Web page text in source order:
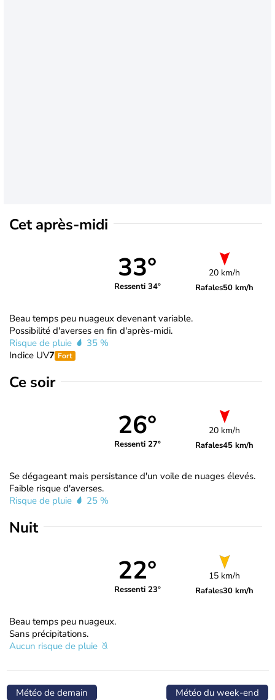
Cet après-midi
33°
Ressenti 34°
20 km/h
Rafales50 km/h
Beau temps peu nuageux devenant variable.
Possibilité d'averses en fin d'après-midi.
Risque de pluie
35 %
Indice UV7 Fort
Ce soir
26°
Ressenti 27°
20 km/h
Rafales45 km/h
Se dégageant mais persistance d'un voile de nuages élevés.
Faible risque d'averses.
Risque de pluie
25 %
Nuit
22°
Ressenti 23°
15 km/h
Rafales30 km/h
Beau temps peu nuageux.
Sans précipitations.
Aucun risque de pluie
Météo de demain Météo du week-end